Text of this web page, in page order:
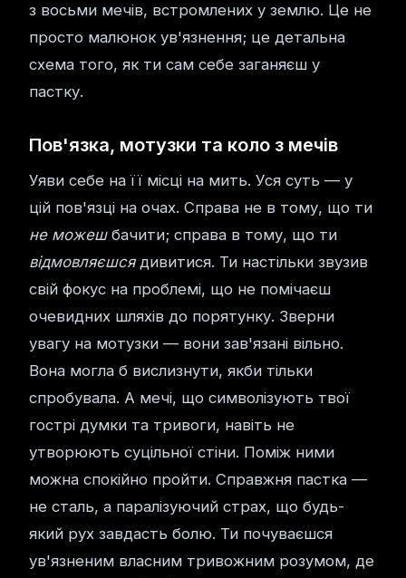
з восьми мечів, встромлених у землю. Це не
просто малюнок ув'язнення; це детальна
схема того, як ти сам себе заганяєш у
пастку.
Пов'язка, мотузки та коло з мечів
Уяви себе на її місці на мить. Уся суть — у
цій пов'язці на очах. Справа не в тому, що ти
не можешбачити; справа в тому, що ти
відмовляєшсядивитися. Ти настільки звузив
свій фокус на проблемі, що не помічаєш
очевидних шляхів до порятунку. Зверни
увагу на мотузки — вони зав'язані вільно.
Вона могла б вислизнути, якби тільки
спробувала. А мечі, що символізують твої
гострі думки та тривоги, навіть не
утворюють суцільної стіни. Поміж ними
можна спокійно пройти. Справжня пастка —
не сталь, а паралізуючий страх, що будь-
який рух завдасть болю. Ти почуваєшся
ув'язненим власним тривожним розумом, де